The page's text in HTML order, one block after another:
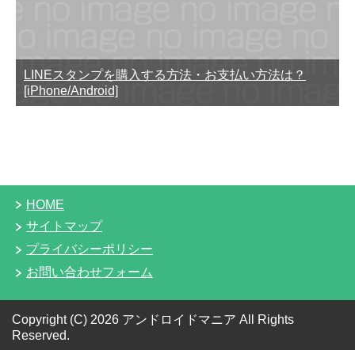
LINEスタンプを購入する方法・お支払い方法は？
[iPhone/Android]
HOME
サイトマップ
プライバシーポリシー
お問い合わせフォーム
Copyright (C) 2026 アンドロイドマニア All Rights
Reserved.